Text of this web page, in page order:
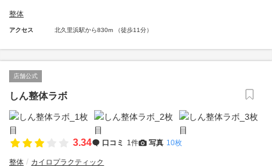
整体
アクセス 北久里浜駅から830m （徒歩11分）
店舗公式
しん整体ラボ
3.34 口コミ 1件 写真 10枚
整体 カイロプラクティック